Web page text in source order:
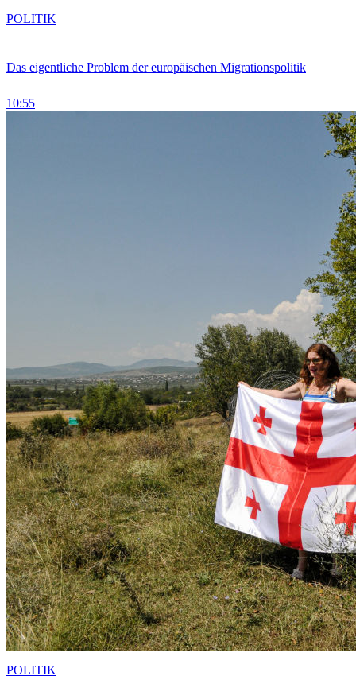
Das eigentliche Problem der europäischen Migrationspolitik
10:55
POLITIK
POLITIK